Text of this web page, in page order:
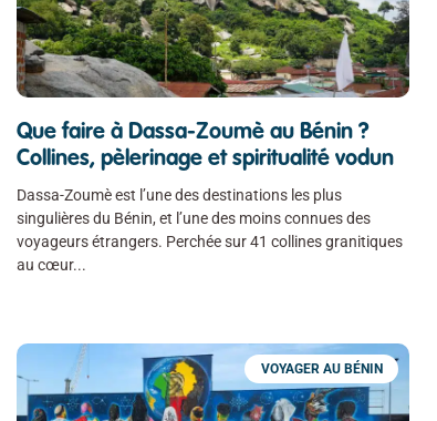
Que faire à Dassa-Zoumè au Bénin ?
Collines, pèlerinage et spiritualité vodun
Dassa-Zoumè est l’une des destinations les plus
singulières du Bénin, et l’une des moins connues des
voyageurs étrangers. Perchée sur 41 collines granitiques
au cœur
VOYAGER AU BÉNIN